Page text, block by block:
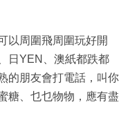
以周圍飛周圍玩好開
日YEN、澳紙都跌都
的朋友會打電話，叫你
糖、乜乜物物，應有盡